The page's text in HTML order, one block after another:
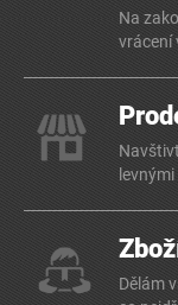
Na
vrácení
Dělám